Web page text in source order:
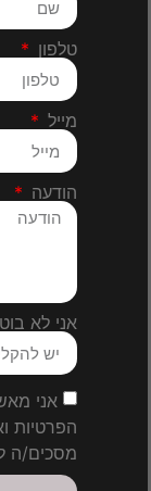
טלפון
מייל
הודעה
אני לא בוט
אני
הפרטיות
מסכים/ה